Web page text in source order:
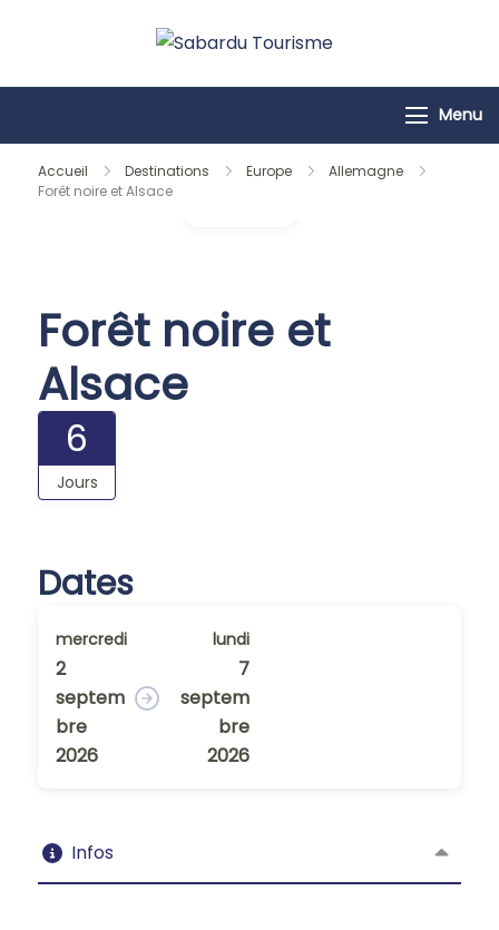
Tourisme
Menu
Accueil Destinations Europe
Allemagne
Forêt noire et Alsace
Forêt noire et
Alsace
6
Jours
Dates
mercredi
2
septem
bre
2026
lundi
7
septem
bre
2026
Infos